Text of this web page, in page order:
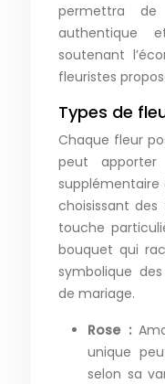
permettra
authentique
soutenant
fleuristes
Types de
Chaque fleur
peut apporter
supplémentaire
choisissant
touche
bouquet qui
symbolique
de mariage.
Rose :
unique
selon sa